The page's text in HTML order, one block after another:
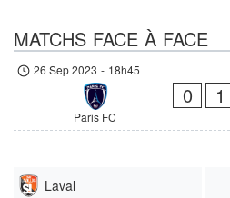
MATCHS FACE À FACE
26 Sep 2023 - 18h45
Paris FC
0 1
Laval